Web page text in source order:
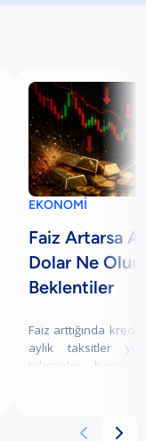
EKONOMİ
Faiz Artarsa
Dolar Ne
Beklentiler
Faiz arttığında kredi
aylık taksitler
tüketiciler
 